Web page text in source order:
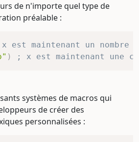
de n'importe quel type de
préalable :
est maintenant un nombre
) ; x est maintenant une
systèmes de macros qui
de créer des
personnalisées :